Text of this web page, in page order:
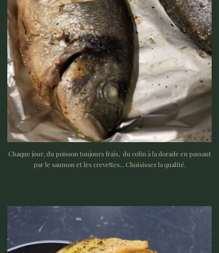
Chaque jour, du poisson toujours frais, du colin à la dorade en passant
par le saumon et les crevettes... Choisissez la qualité.